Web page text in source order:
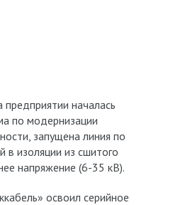
началась
по модернизации
запущена линия по
в изоляции из сшитого
напряжение (6-35 кВ).
освоил серийное